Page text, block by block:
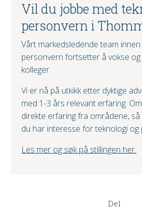
Vil du jobbe med
personvern i
Vårt markedsledende team
personvern fortsetter å vokse
kolleger.
Vi er nå på utkikk etter dyktige
med 1-3 års relevant erfaring.
direkte erfaring fra områdene, så
du har interesse for teknologi og
Les mer og søk på stillingen her.
Del